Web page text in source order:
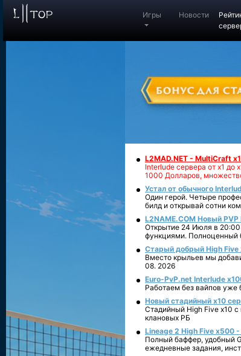
Игры Новости
L2MAD.NET - MultiCraft
Interlude сервера от х1
1000 Долларов,
Устал от обычного
Один герой. Четыре
билд и открывай сотни
L2NAME.COM Новый
Открытие 24 Июля в
функциями. Полноценный
Старый добрый High Five
Вместо крыльев мы
08. 2026
Euro-PvP.net Interlude
Работаем без вайпов уже
Новый стадийный х10
Стадийный High Five x10 с
клановых РБ
Lineage 2 High Five x500
Полный баффер, удобный
ежедневные задания,